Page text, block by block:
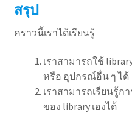
สรุป
คราวนี้เราได้เรียนรู้
เราสามารถใช้
หรือ อุปกรณ์อื่น ๆ ได้
เราสามารถเรียนรู้ก
ของ library เองได้